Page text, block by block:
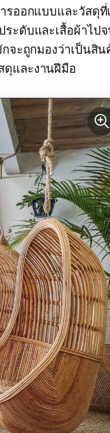
รออกแบบและวัสดุที่
ะดับและเสื้อผ้าไปจ
จะถูกมองว่าเป็นสิน
ดุและงานฝีมือ